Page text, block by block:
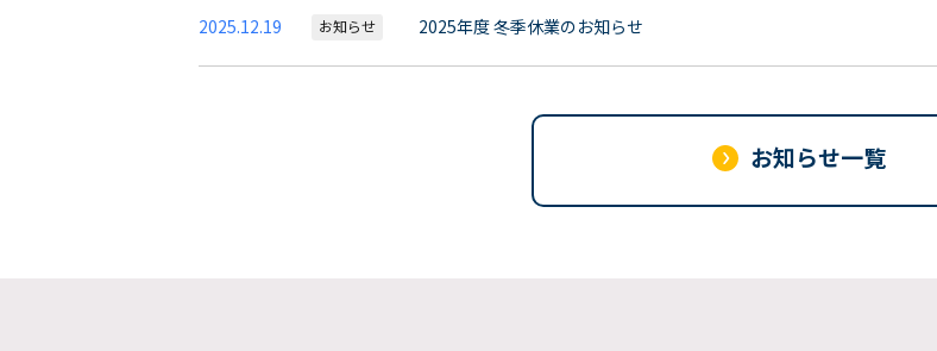
2025.12.19 お知らせ 2025年度 冬季休業のお知らせ
お知らせ一覧